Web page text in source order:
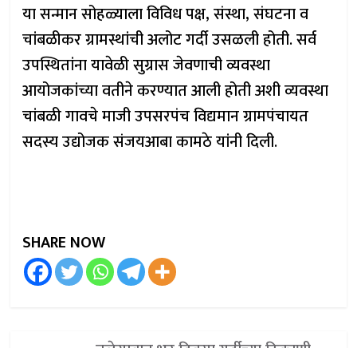
या सन्मान सोहळ्याला विविध पक्ष, संस्था, संघटना व
चांबळीकर ग्रामस्थांची अलोट गर्दी उसळली होती. सर्व
उपस्थितांना यावेळी सुग्रास जेवणाची व्यवस्था
आयोजकांच्या वतीने करण्यात आली होती अशी व्यवस्था
चांबळी गावचे माजी उपसरपंच विद्यमान ग्रामपंचायत
सदस्य उद्योजक संजयआबा कामठे यांनी दिली.
SHARE NOW